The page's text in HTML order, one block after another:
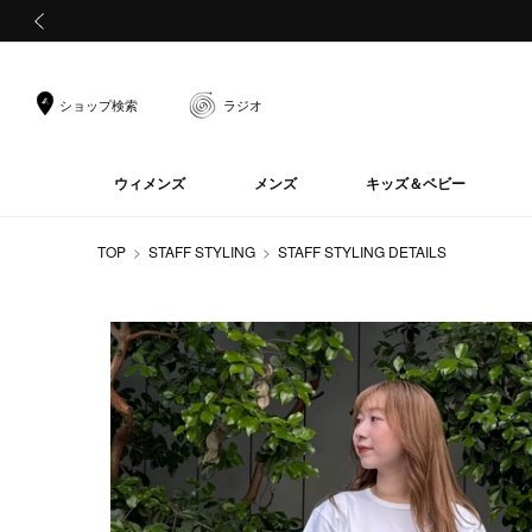
ショップ検索 ラジオ
ウィメンズ メンズ キッズ＆ベビー
TOP STAFF STYLING STAFF STYLING DETAILS